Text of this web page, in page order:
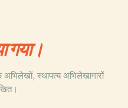
गया।
अभिलेखों, स्थापत्य अभिलेखागारों